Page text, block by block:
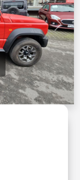
Next